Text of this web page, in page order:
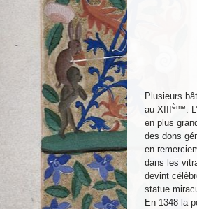
Plusieurs
au XIII
ème.
en plus
des dons
en
dans les
devint
statue
En 1348 la